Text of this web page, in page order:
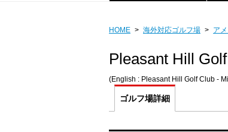
HOME > 海外対応ゴルフ場 > ア
Pleasant Hill
(English : Pleasant Hill Golf Club -
ゴルフ場詳細